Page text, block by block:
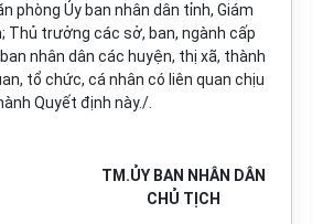
phòng Ủy ban nhân dân tỉnh, Giám
Thủ trưởng các sở, ban, ngành cấp
nhân dân các huyện, thị xã, thành
tổ chức, cá nhân có liên quan chịu
Quyết định này./.
TM.ỦY BAN NHÂN DÂN
CHỦ TỊCH